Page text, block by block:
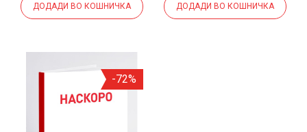
ДОДАДИ ВО КОШНИЧКА ДОДАДИ ВО КОШНИЧКА
-72%